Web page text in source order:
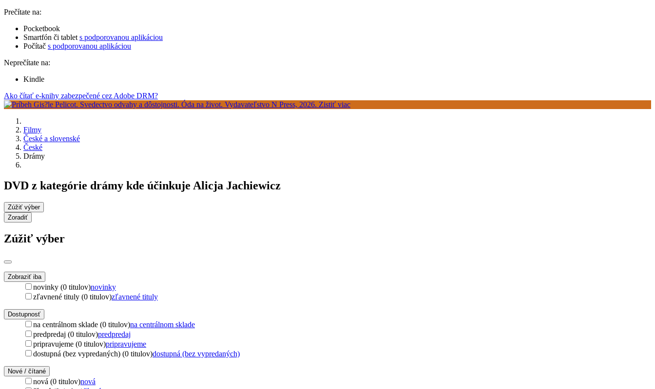
Prečítate na:
Pocketbook
Smartfón či tablet s podporovanou aplikáciou
Počítač s podporovanou aplikáciou
Neprečítate na:
Kindle
Ako čítať e-knihy zabezpečené cez Adobe DRM?
Filmy
České a slovenské
České
Drámy
DVD z kategórie drámy kde účinkuje Alicja Jachiewicz
Zúžiť výber
Zoradiť
Zúžiť výber
Zobraziť iba
novinky (0 titulov)novinky
zľavnené tituly (0 titulov)zľavnené tituly
Dostupnosť
na centrálnom sklade (0 titulov)na centrálnom sklade
predpredaj (0 titulov)predpredaj
pripravujeme (0 titulov)pripravujeme
dostupná (bez vypredaných) (0 titulov)dostupná (bez vypredaných)
Nové / čítané
nová (0 titulov)nová